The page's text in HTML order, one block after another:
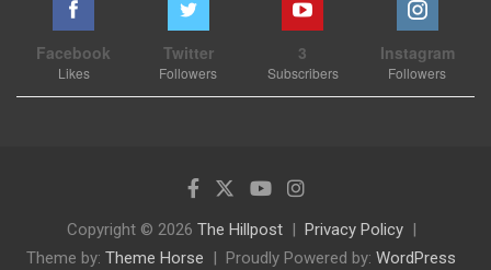
Facebook
Likes
Twitter
Followers
3
Subscribers
Instagram
Followers
Copyright © 2026 The Hillpost
Privacy Policy
Theme by: Theme Horse Proudly Powered by: WordPress